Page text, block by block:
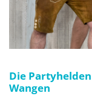
Die
Wangen